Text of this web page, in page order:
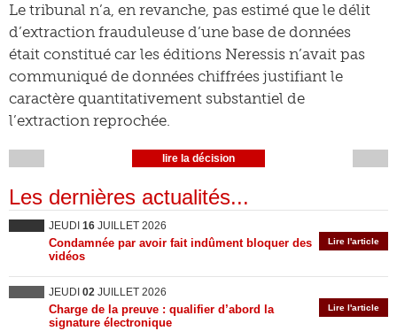
Le tribunal n’a, en revanche, pas estimé que le délit
d’extraction frauduleuse d’une base de données
était constitué car les éditions Neressis n’avait pas
communiqué de données chiffrées justifiant le
caractère quantitativement substantiel de
l’extraction reprochée.
lire la décision
Les dernières actualités...
JEUDI 16 JUILLET 2026
Lire l'article
Condamnée par avoir fait indûment bloquer des
vidéos
JEUDI 02 JUILLET 2026
Lire l'article
Charge de la preuve : qualifier d’abord la
signature électronique